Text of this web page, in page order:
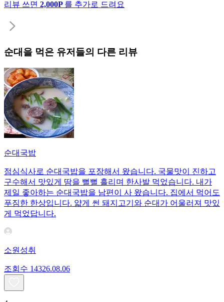
리뷰 쓰면 2,000P 를 추가로 드려요
순대 을 먹은 유저들의 다른 리뷰
순대국밥
점심식사로 순대국밥을 포장해서 왔습니다. 국물맛이 진하고
구수해서 맛있게 땀을 뻘뻘 흘리며 한사발 먹었습니다. 내가
제일 좋아하는 순대국밥을 남편이 사 왔습니다. 집에서 먹어도
푸짐한 한상입니다. 얇게 썬 돼지고기와 순대가 어울러져 맛있
게 먹었답니다.
소원성취
조회수 14326.08.06